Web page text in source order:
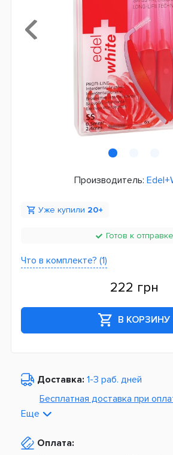
Производитель:
Уже купили 20+
Готов к отправке
Что в комплекте? (1)
222 грн
В КОРЗИНУ
Доставка: 1-3 раб. дней
Бесплатная доставка при
Из Европы от
Еще
Оплата: